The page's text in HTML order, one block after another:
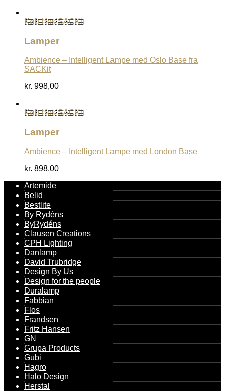
Køb Hos SACKit
Lamper
Ambience – Intelligent Lampe med Oslo Base fra
SACKit
kr. 998,00
Køb Hos SACKit
Lamper
Ambience – Intelligent Lampe med London Base
kr. 898,00
Artemide
Belid
Bestlite
By Rydéns
ByRydéns
Clausen Creations
CPH Lighting
Danlamp
David Trubridge
Design By Us
Design for the people
Duralamp
Fabbian
Flos
Frandsen
Fritz Hansen
GN
Grupa Products
Gubi
Hagro
Halo Design
Herstal